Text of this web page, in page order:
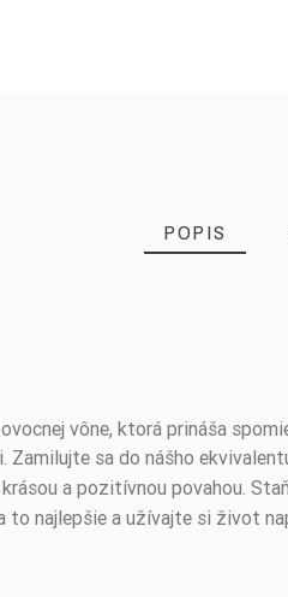
POPIS
vône, ktorá prináša
sa do nášho
a pozitívnou povahou.
to najlepšie a užívajte si život